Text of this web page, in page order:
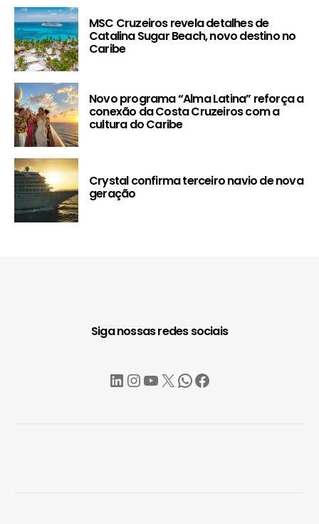
MSC Cruzeiros revela detalhes de
Catalina Sugar Beach, novo destino no
Caribe
Novo programa “Alma Latina” reforça a
conexão da Costa Cruzeiros com a
cultura do Caribe
Crystal confirma terceiro navio de nova
geração
Siga nossas redes sociais
LinkedIn
Instagram
YouTube
X WhatsApp
Facebook